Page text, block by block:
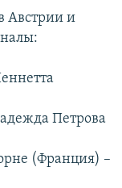
Австрии и
Петрова
(Франция) –